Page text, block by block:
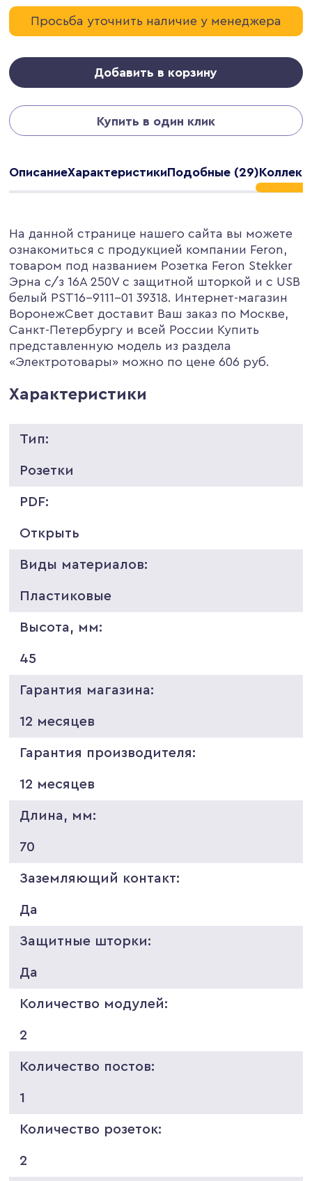
Просьба уточнить наличие у менеджера
Добавить в корзину
Купить в один клик
ОписаниеХарактеристикиПодобные (29)
На данной странице нашего сайта вы можете
ознакомиться с продукцией компании Feron,
товаром под названием Розетка Feron Stekker
Эрна c/з 16A 250V с защитной шторкой и с USB
белый PST16-9111-01 39318. Интернет-магазин
ВоронежСвет доставит Ваш заказ по Москве,
Санкт-Петербургу и всей России Купить
представленную модель из раздела
«Электротовары» можно по цене 606 руб.
Характеристики
Тип:
Розетки
PDF:
Открыть
Виды материалов:
Пластиковые
Высота, мм:
45
Гарантия магазина:
12 месяцев
Гарантия производителя:
12 месяцев
Длина, мм:
70
Заземляющий контакт:
Да
Защитные шторки:
Да
Количество модулей:
2
Количество постов:
1
Количество розеток:
2